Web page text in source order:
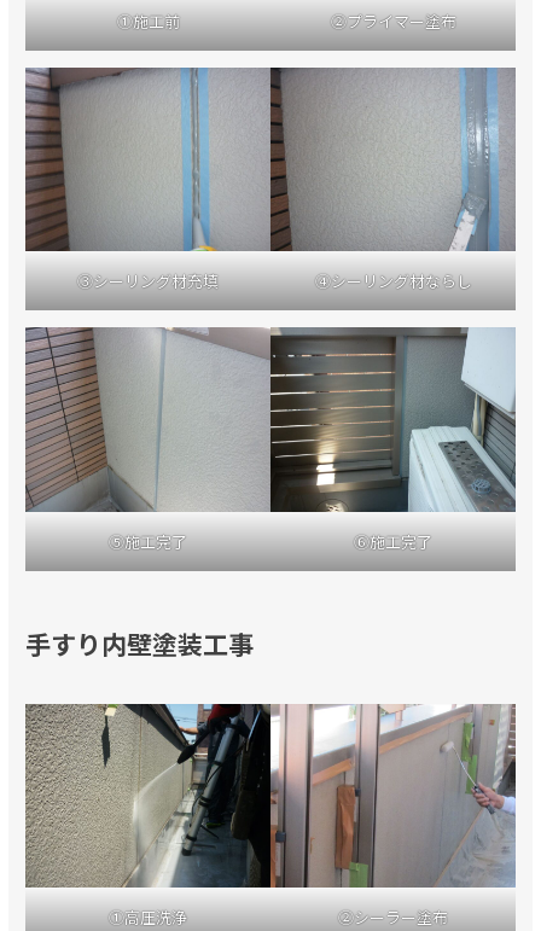
①施工前 ②プライマー塗布
③シーリング材充填 ④シーリング材ならし
⑤施工完了 ⑥施工完了
手すり内壁塗装工事
①高圧洗浄 ②シーラー塗布